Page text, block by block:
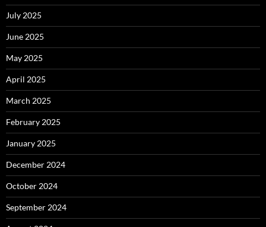
July 2025
June 2025
May 2025
April 2025
March 2025
February 2025
January 2025
December 2024
October 2024
September 2024